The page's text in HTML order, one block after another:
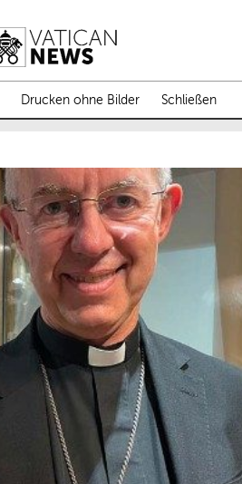
Drucken ohne Bilder Schließen